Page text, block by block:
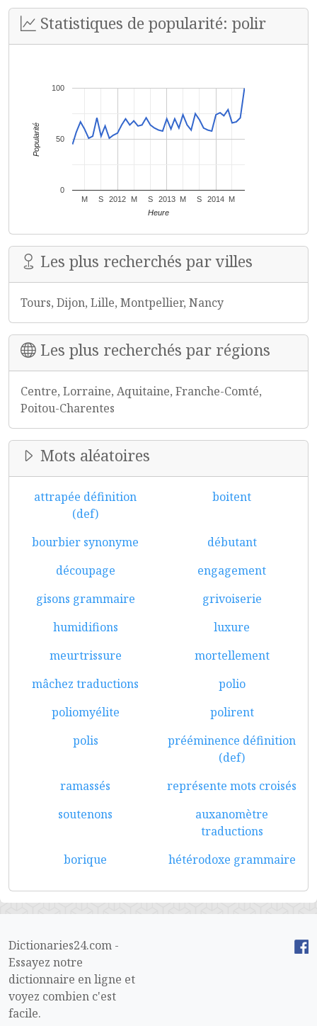
Statistiques de popularité: polir
2012 2013 2014
M S M S M S M
0
50
100
Heure
Popularité
Les plus recherchés par villes
Tours, Dijon, Lille, Montpellier, Nancy
Les plus recherchés par régions
Centre, Lorraine, Aquitaine, Franche-Comté,
Poitou-Charentes
Mots aléatoires
attrapée définition
(def)
boitent
bourbier synonyme
débutant
découpage
engagement
gisons grammaire
grivoiserie
humidifions
luxure
meurtrissure
mortellement
mâchez traductions
polio
poliomyélite
polirent
polis
prééminence définition
(def)
ramassés
représente mots croisés
soutenons
auxanomètre
traductions
borique
hétérodoxe grammaire
Dictionaries24.com -
Essayez notre
dictionnaire en ligne et
voyez combien c'est
facile.